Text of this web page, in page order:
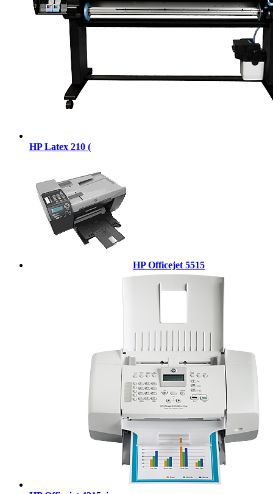
HP Latex 210 (
HP Officejet 5515